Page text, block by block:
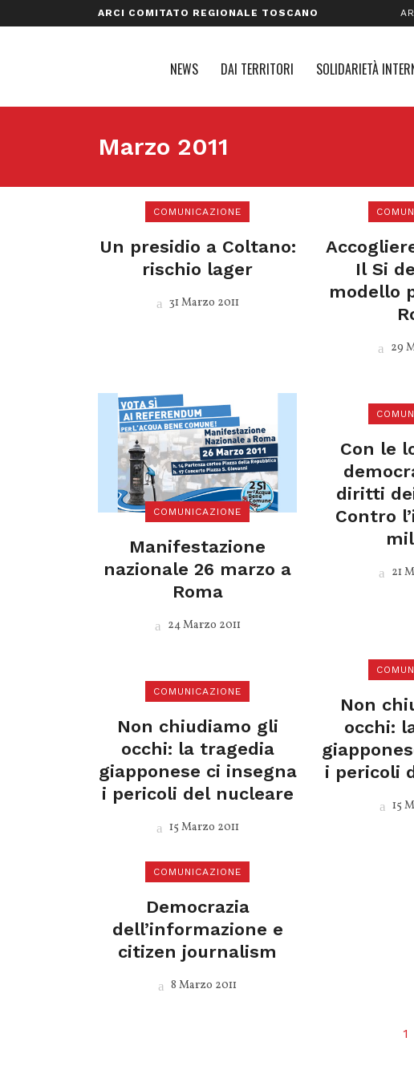
ARCI COMITATO REGIONALE TOSCANO
NEWS DAI TERRITORI SOLIDARIETÀ
Marzo 2011
COMUNICAZIONE
Un presidio a Coltano:
rischio lager
31 Marzo 2011
Il Si
modello
29
COMUNICAZIONE
Manifestazione
nazionale 26 marzo a
Roma
24 Marzo 2011
Con le
diritti
Contro
21
COMUNICAZIONE
Non chiudiamo gli
occhi: la tragedia
giapponese ci insegna
i pericoli del nucleare
15 Marzo 2011
Non
occhi:
i pericoli
15
COMUNICAZIONE
Democrazia
dell’informazione e
citizen journalism
8 Marzo 2011
1